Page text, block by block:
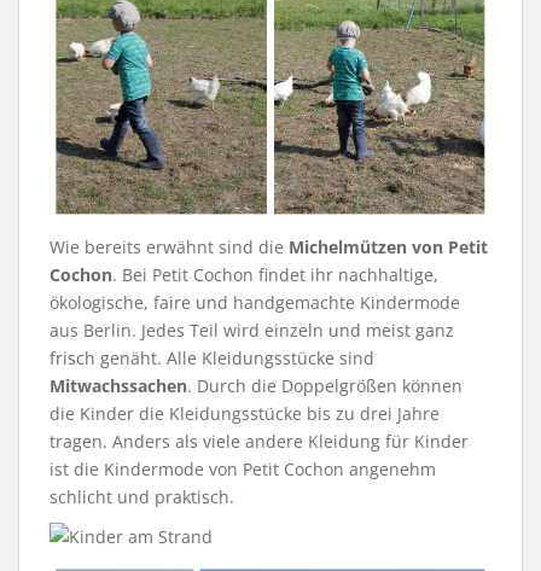
Wie bereits erwähnt sind die Michelmützen von Petit
Cochon. Bei Petit Cochon findet ihr nachhaltige,
ökologische, faire und handgemachte Kindermode
aus Berlin. Jedes Teil wird einzeln und meist ganz
frisch genäht. Alle Kleidungsstücke sind
Mitwachssachen. Durch die Doppelgrößen können
die Kinder die Kleidungsstücke bis zu drei Jahre
tragen. Anders als viele andere Kleidung für Kinder
ist die Kindermode von Petit Cochon angenehm
schlicht und praktisch.